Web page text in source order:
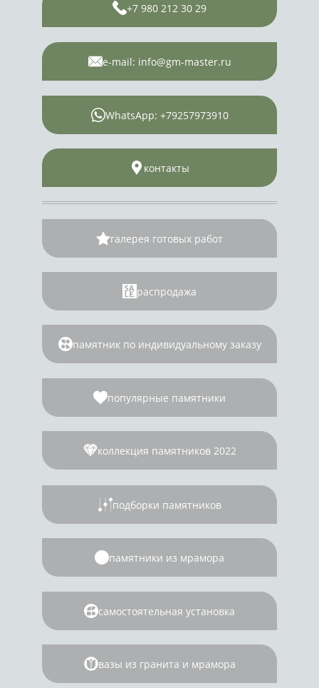
+7 980 212 30 29
e-mail: info@gm-master.ru
WhatsApp: +79257973910
контакты
галерея готовых работ
распродажа
памятник по индивидуальному заказу
популярные памятники
коллекция памятников 2022
подборки памятников
памятники из мрамора
самостоятельная установка
вазы из гранита и мрамора